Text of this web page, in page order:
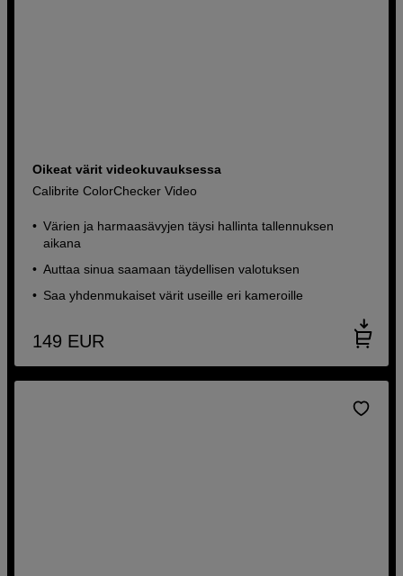
Oikeat värit videokuvauksessa
Calibrite ColorChecker Video
Värien ja harmaasävyjen täysi hallinta tallennuksen
aikana
Auttaa sinua saamaan täydellisen valotuksen
Saa yhdenmukaiset värit useille eri kameroille
149 EUR